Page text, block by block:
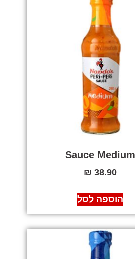
Sauce Medium
38.90
₪
הוספה לסל